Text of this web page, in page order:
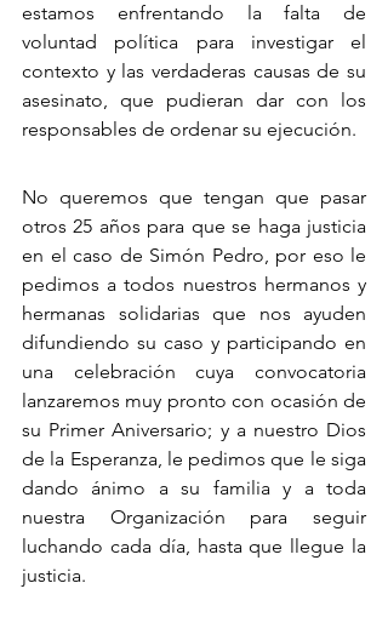
estamos enfrentando la falta de
voluntad política para investigar el
contexto y las verdaderas causas de su
asesinato, que pudieran dar con los
responsables de ordenar su ejecución.
No queremos que tengan que pasar
otros 25 años para que se haga justicia
en el caso de Simón Pedro, por eso le
pedimos a todos nuestros hermanos y
hermanas solidarias que nos ayuden
difundiendo su caso y participando en
una celebración cuya convocatoria
lanzaremos muy pronto con ocasión de
su Primer Aniversario; y a nuestro Dios
de la Esperanza, le pedimos que le siga
dando ánimo a su familia y a toda
nuestra Organización para seguir
luchando cada día, hasta que llegue la
justicia.